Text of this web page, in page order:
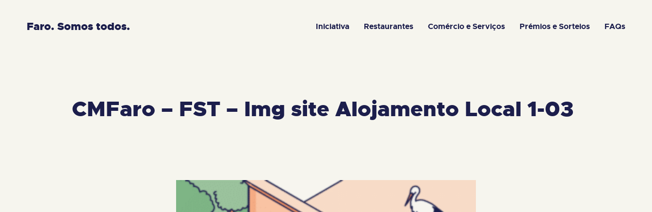
Faro. Somos todos. Iniciativa Restaurantes Comércio e Serviços Prémios e Sorteios FAQs
CMFaro – FST – Img site Alojamento Local 1-03